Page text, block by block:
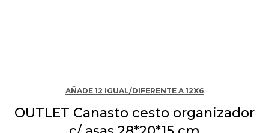
AÑADE 12 IGUAL/DIFERENTE A 12X6
OUTLET Canasto cesto organizador